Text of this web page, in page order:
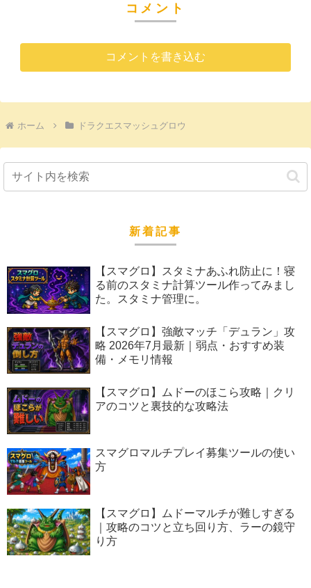
コメント
コメントを書き込む
ホーム ドラクエスマッシュグロウ
新着記事
【スマグロ】スタミナあふれ防止に！寝
る前のスタミナ計算ツール作ってみまし
た。スタミナ管理に。
【スマグロ】強敵マッチ「デュラン」攻
略 2026年7月最新｜弱点・おすすめ装
備・メモリ情報
【スマグロ】ムドーのほこら攻略｜クリ
アのコツと裏技的な攻略法
スマグロマルチプレイ募集ツールの使い
方
【スマグロ】ムドーマルチが難しすぎる
｜攻略のコツと立ち回り方、ラーの鏡守
り方